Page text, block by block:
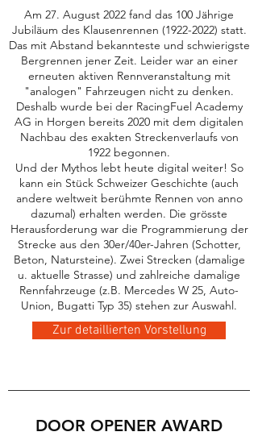
Am 27. August 2022 fand das 100 Jährige
Jubiläum des Klausenrennen (1922-2022) statt.
Das mit Abstand bekannteste und schwierigste
Bergrennen jener Zeit. Leider war an einer
erneuten aktiven Rennveranstaltung mit
"analogen" Fahrzeugen nicht zu denken.
Deshalb wurde bei der RacingFuel Academy
AG in Horgen bereits 2020 mit dem digitalen
Nachbau des exakten Streckenverlaufs von
1922 begonnen.
Und der Mythos lebt heute digital weiter! So
kann ein Stück Schweizer Geschichte (auch
andere weltweit berühmte Rennen von anno
dazumal) erhalten werden. Die grösste
Herausforderung war die Programmierung der
Strecke aus den 30er/40er-Jahren (Schotter,
Beton, Natursteine). Zwei Strecken (damalige
u. aktuelle Strasse) und zahlreiche damalige
Rennfahrzeuge (z.B. Mercedes W 25, Auto-
Union, Bugatti Typ 35) stehen zur Auswahl.
Zur detaillierten Vorstellung
DOOR OPENER AWARD